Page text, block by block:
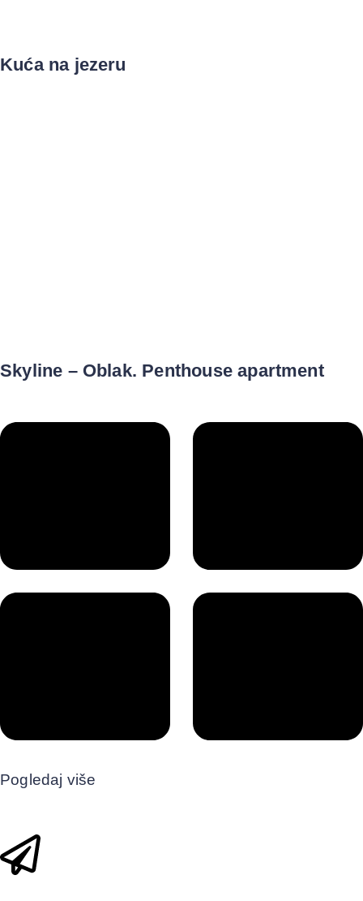
Kuća na jezeru
Skyline – Oblak. Penthouse apartment
Pogledaj više